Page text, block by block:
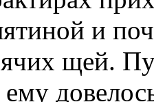
и
щей.